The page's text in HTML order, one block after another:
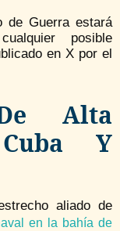
de Guerra estará
posible
en X por el
Alta
Y
aliado de
en la bahía de